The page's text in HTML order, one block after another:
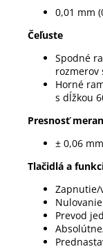
0,01 mm
Čeľuste
Spodné
rozmerov
Horné
s dĺžkou
Presnosť
± 0,06 mm
Tlačidlá a
Zapnutie/
Nulovanie
Prevod